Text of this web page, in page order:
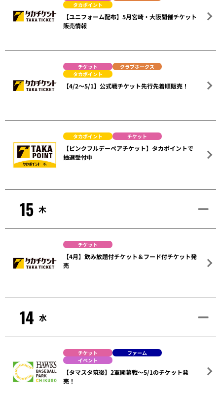
タカポイント
【ユニフォーム配布】5月宮崎・大阪開催チケット
販売情報
チケット
クラブホークス
タカポイント
【4/2～5/1】公式戦チケット先行先着順販売！
タカポイント チケット
【ピンクフルデーペアチケット】タカポイントで
抽選受付中
15 木
チケット
【4月】飲み放題付チケット＆フード付チケット発
売
14 水
チケット
ファーム
イベント
【タマスタ筑後】2軍開幕戦～5/1のチケット発
売！